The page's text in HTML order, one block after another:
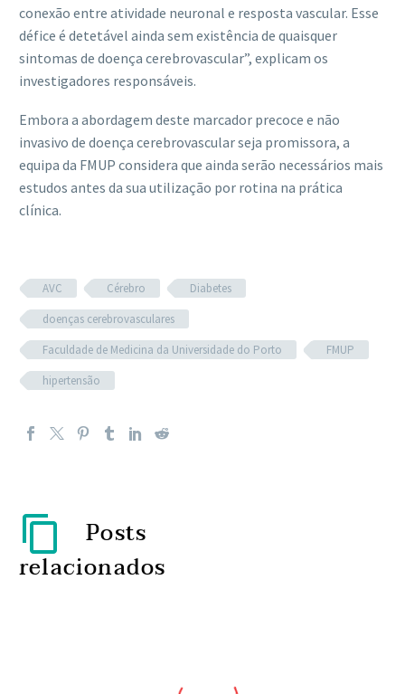
conexão entre atividade neuronal e resposta vascular. Esse
défice é detetável ainda sem existência de quaisquer
sintomas de doença cerebrovascular”, explicam os
investigadores responsáveis.
Embora a abordagem deste marcador precoce e não
invasivo de doença cerebrovascular seja promissora, a
equipa da FMUP considera que ainda serão necessários mais
estudos antes da sua utilização por rotina na prática
clínica.
AVC Cérebro
Diabetes
doenças cerebrovasculares
Faculdade de Medicina da Universidade do Porto
FMUP
hipertensão
Posts
relacionados